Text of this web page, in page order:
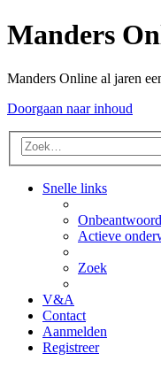
Manders
Manders Online al jaren
Doorgaan naar inhoud
Snelle links
Actieve
Zoek
V&A
Contact
Aanmelden
Registreer